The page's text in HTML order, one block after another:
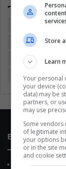
Coronavirus
Economía
Memes (ES)
Enlaces de
Sobre Nosotros
Store
Learn
Your personal
your device
data) may be
partners, or
may use
Some
of legitimate
your options
or in the site
and cookie